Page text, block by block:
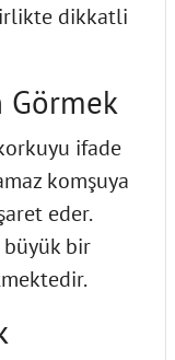
dikkatli
Görmek
ifade
komşuya
eder.
bir